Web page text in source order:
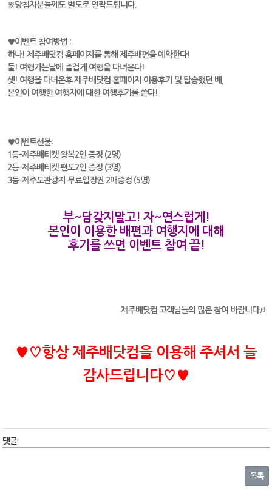
※당첨자분들께도 별도로 연락드립니다.
♥이벤트 참여방법 :
하나! 제주배닷컴 홈페이지를 통해 제주배편을 예약한다!
둘! 여행가는날에 즐겁게 여행을 다녀온다!
셋! 여행을 다녀온후 제주배닷컴 홈페이지 이용후기 및 탑승했던 배,
본인이 여행한 여행지에 대한 여행후기를 쓴다!
♥이벤트선물:
1등-제주배티켓 왕복2인 증정 (2명)
2등-제주배티켓 편도2인 증정 (3명)
3등-제주도관광지 무료입장권 2매증정 (5명)
부~담갖지말고! 자~연스럽게!
본인이 이용한 배편과 여행지에 대해
후기를 쓰면 이벤트 참여 끝!
제주배닷컴 고객님들의 많은 참여 바랍니다♬
♥♡항상 제주배닷컴을 이용해 주셔서 늘
감사드립니다♡♥
댓글
목록